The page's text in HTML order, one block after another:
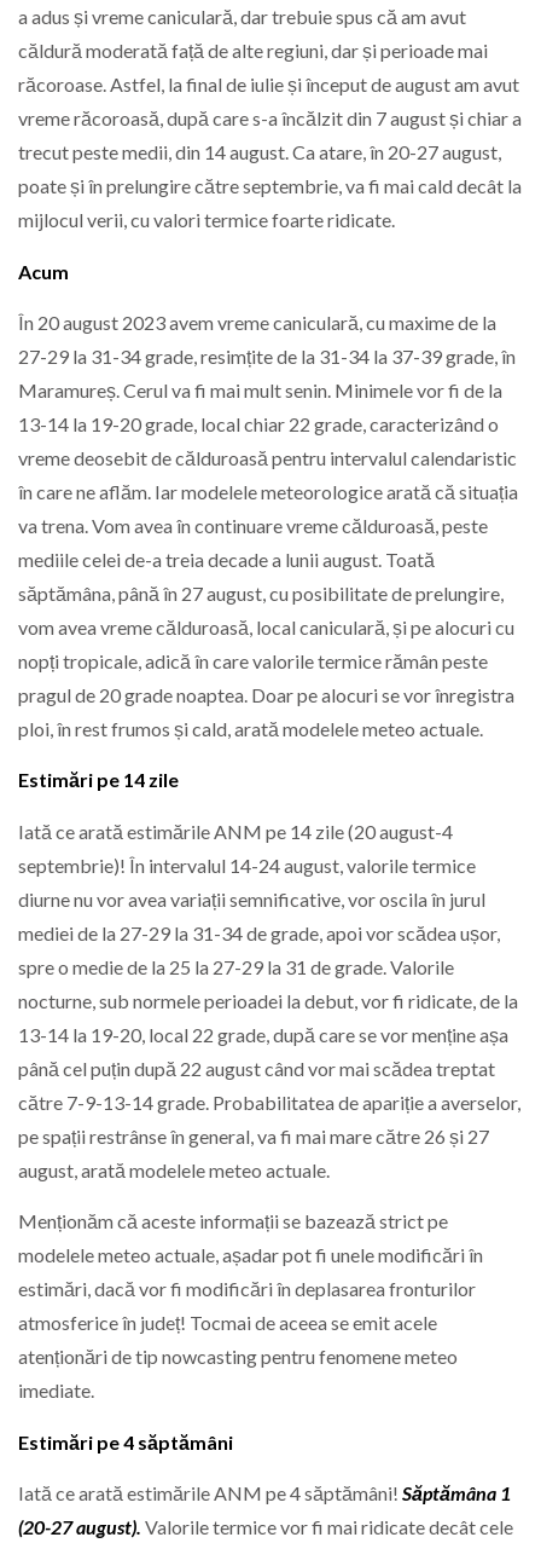
a adus și vreme caniculară, dar trebuie spus că am avut
căldură moderată față de alte regiuni, dar și perioade mai
răcoroase. Astfel, la final de iulie și început de august am avut
vreme răcoroasă, după care s-a încălzit din 7 august și chiar a
trecut peste medii, din 14 august. Ca atare, în 20-27 august,
poate și în prelungire către septembrie, va fi mai cald decât la
mijlocul verii, cu valori termice foarte ridicate.
Acum
În 20 august 2023 avem vreme caniculară, cu maxime de la
27-29 la 31-34 grade, resimțite de la 31-34 la 37-39 grade, în
Maramureș. Cerul va fi mai mult senin. Minimele vor fi de la
13-14 la 19-20 grade, local chiar 22 grade, caracterizând o
vreme deosebit de călduroasă pentru intervalul calendaristic
în care ne aflăm. Iar modelele meteorologice arată că situația
va trena. Vom avea în continuare vreme călduroasă, peste
mediile celei de-a treia decade a lunii august. Toată
săptămâna, până în 27 august, cu posibilitate de prelungire,
vom avea vreme călduroasă, local caniculară, și pe alocuri cu
nopți tropicale, adică în care valorile termice rămân peste
pragul de 20 grade noaptea. Doar pe alocuri se vor înregistra
ploi, în rest frumos și cald, arată modelele meteo actuale.
Estimări pe 14 zile
Iată ce arată estimările ANM pe 14 zile (20 august-4
septembrie)! În intervalul 14-24 august, valorile termice
diurne nu vor avea variații semnificative, vor oscila în jurul
mediei de la 27-29 la 31-34 de grade, apoi vor scădea ușor,
spre o medie de la 25 la 27-29 la 31 de grade. Valorile
nocturne, sub normele perioadei la debut, vor fi ridicate, de la
13-14 la 19-20, local 22 grade, după care se vor menține așa
până cel puțin după 22 august când vor mai scădea treptat
către 7-9-13-14 grade. Probabilitatea de apariție a averselor,
pe spații restrânse în general, va fi mai mare către 26 și 27
august, arată modelele meteo actuale.
Menționăm că aceste informații se bazează strict pe
modelele meteo actuale, așadar pot fi unele modificări în
estimări, dacă vor fi modificări în deplasarea fronturilor
atmosferice în județ! Tocmai de aceea se emit acele
atenționări de tip nowcasting pentru fenomene meteo
imediate.
Estimări pe 4 săptămâni
Iată ce arată estimările ANM pe 4 săptămâni! Săptămâna 1
(20-27 august). Valorile termice vor fi mai ridicate decât cele